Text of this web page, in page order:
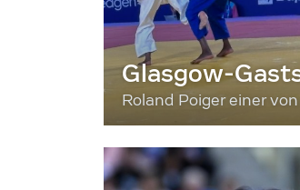
Glasgow-
Roland Poiger einer